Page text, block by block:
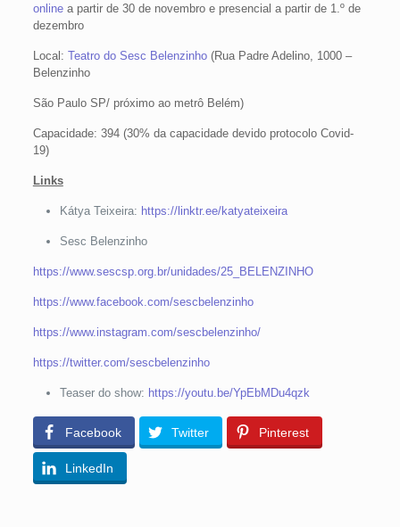
onlinea partir de 30 de novembro e presencial a partir de 1.º de
dezembro
Local: Teatro do Sesc Belenzinho(Rua Padre Adelino, 1000 –
Belenzinho
São Paulo SP/ próximo ao metrô Belém)
Capacidade: 394 (30% da capacidade devido protocolo Covid-
19)
Links
Kátya Teixeira: https://linktr.ee/katyateixeira
Sesc Belenzinho
https://www.sescsp.org.br/unidades/25_BELENZINHO
https://www.facebook.com/sescbelenzinho
https://www.instagram.com/sescbelenzinho/
https://twitter.com/sescbelenzinho
Teaser do show: https://youtu.be/YpEbMDu4qzk
Facebook Twitter Pinterest
LinkedIn